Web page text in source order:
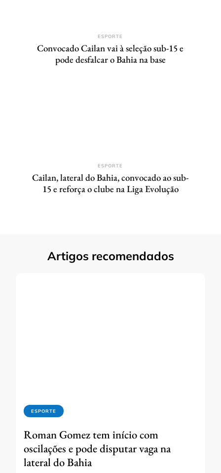
ESPORTE
Convocado Cailan vai à seleção sub-15 e
pode desfalcar o Bahia na base
ESPORTE
Cailan, lateral do Bahia, convocado ao sub-
15 e reforça o clube na Liga Evolução
Artigos recomendados
ESPORTE
Roman Gomez tem início com
oscilações e pode disputar vaga na
lateral do Bahia